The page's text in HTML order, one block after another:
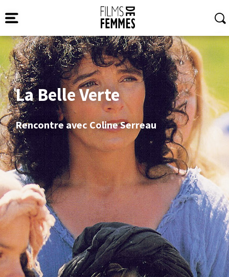
La Belle Verte
Rencontre avec Coline Serreau